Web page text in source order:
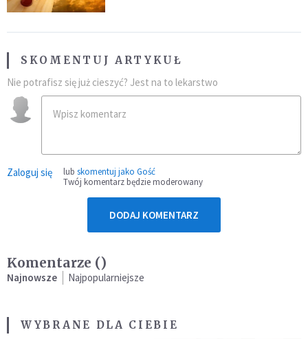
SKOMENTUJ ARTYKUŁ
Nie potrafisz się już cieszyć? Jest na to lekarstwo
Zaloguj się lub skomentuj jako Gość
Twój komentarz będzie moderowany
DODAJ KOMENTARZ
Komentarze ()
Najnowsze Najpopularniejsze
WYBRANE DLA CIEBIE